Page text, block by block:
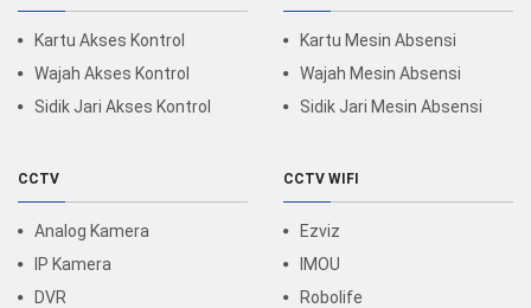
Kartu Akses Kontrol
Wajah Akses Kontrol
Sidik Jari Akses Kontrol
Kartu Mesin Absensi
Wajah Mesin Absensi
Sidik Jari Mesin Absensi
CCTV
Analog Kamera
IP Kamera
DVR
CCTV WIFI
Ezviz
IMOU
Robolife